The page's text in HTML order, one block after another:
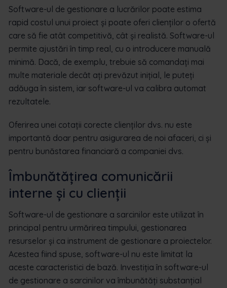
Software-ul de gestionare a lucrărilor poate estima
rapid costul unui proiect și poate oferi clienților o ofertă
care să fie atât competitivă, cât și realistă. Software-ul
permite ajustări în timp real, cu o introducere manuală
minimă. Dacă, de exemplu, trebuie să comandați mai
multe materiale decât ați prevăzut inițial, le puteți
adăuga în sistem, iar software-ul va calibra automat
rezultatele.
Oferirea unei cotații corecte clienților dvs. nu este
importantă doar pentru asigurarea de noi afaceri, ci și
pentru bunăstarea financiară a companiei dvs.
Îmbunătățirea comunicării
interne și cu clienții
Software-ul de gestionare a sarcinilor este utilizat în
principal pentru urmărirea timpului, gestionarea
resurselor și ca instrument de gestionare a proiectelor.
Acestea fiind spuse, software-ul nu este limitat la
aceste caracteristici de bază. Investiția în software-ul
de gestionare a sarcinilor va îmbunătăți substanțial